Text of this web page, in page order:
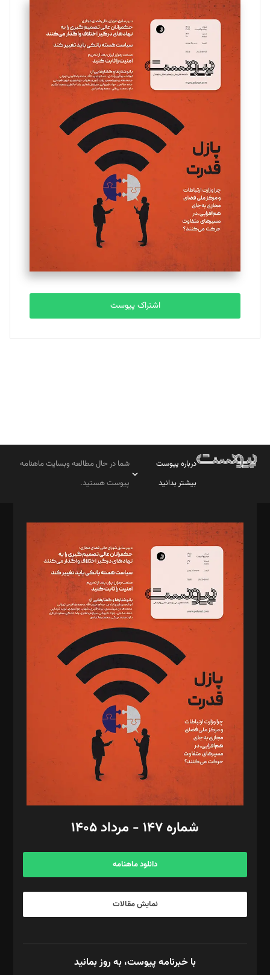
سروش کرمیان
تحریریه
مینا پاکدل
یسنا امان‌پور
تحریریه
ملینا جعفری
تحریریه
مصطفی مسجدی آرانی
تحریریه
بابک نقاش
تحریریه
اشتراک پیوست
درباره پیوست
بیشتر بدانید
شما در حال مطالعه وبسایت ماهنامه
پیوست هستید.
مدیر مسئول: محمدباقر اثنی‌عشری
سردبیر: مهرک محمودی
دبیر تحریریه: میثم قاسمی
د‌بیر ناداستان: سمانه سمیع
د‌بیر خدمت و تجارت: ابوالفضل رجبی
د‌بیر حقوق فناوری: حسام‌الدین ایپکچی
د‌بیر پیوست جهان: مینا پاکدل
د‌بیر تحریریه آنلاین: بابک نقاش
تحریریه‌: مجتبی محمود‌ی، آرش برهمند، یسنا امان‌پور، سروش کرمیان،
مصطفی مسجدی آرانی، ابوالفضل رجبی، زهرا فکرانه، فائزه فتحی
رستمی،مصطفی باستان
ویرایش: نگار استاد‌‌آقا
طراح یونیفرم: مجید توکلی
فیلمبرداری و عکاسی: امیر شفیعی، مانی لطفی زاده
گرافیک و صفحه‌آرایی: سید‌سبحان‌علی ثابت
مد‌یر توسعه تجاری: کامبیز برید‌
امور مالی: شاپور رهبری، محمد‌ کاظمی‌نیا
آگهی و مشترکین: ۰۹۱۹۹۹۹۰۴۵۴
شماره ۱۴۷ - مرداد ۱۴۰۵
دانلود ماهنامه
نمایش مقالات
با خبرنامه پیوست، به روز بمانید